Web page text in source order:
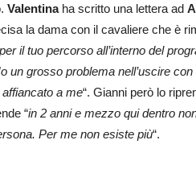
Valentinaha scritto una lettera ad
la dama con il cavaliere che è
il tuo percorso all’interno del
un grosso problema nell’uscire
a me“. Gianni però lo
“in 2 anni e mezzo qui dentro
Per me non esiste più“.